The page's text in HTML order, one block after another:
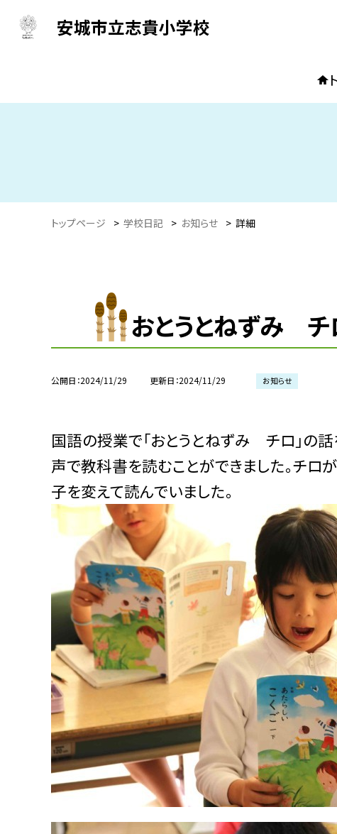
安城市立志貴小学校
トップページ > 学校日記 > お知らせ > 詳細
おとうとねずみ チ
公開日 2024/11/29 更新日 2024/11/29 お知らせ
国語の授業で「おとうとねずみ チロ」の
声で教科書を読むことができました。チロ
子を変えて読んでいました。